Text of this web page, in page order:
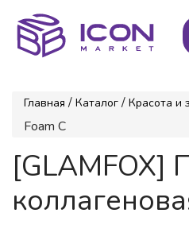
Главная / Каталог / Красота и
Foam C